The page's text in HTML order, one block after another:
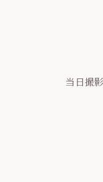
当日撮